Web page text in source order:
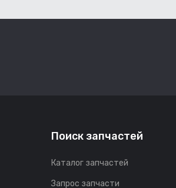
Поиск запчастей
Каталог запчастей
Запрос запчасти